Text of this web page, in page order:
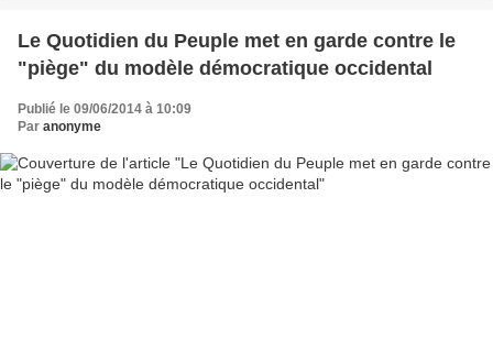
Le Quotidien du Peuple met en garde contre le
"piège" du modèle démocratique occidental
Publié le 09/06/2014 à 10:09
Par anonyme